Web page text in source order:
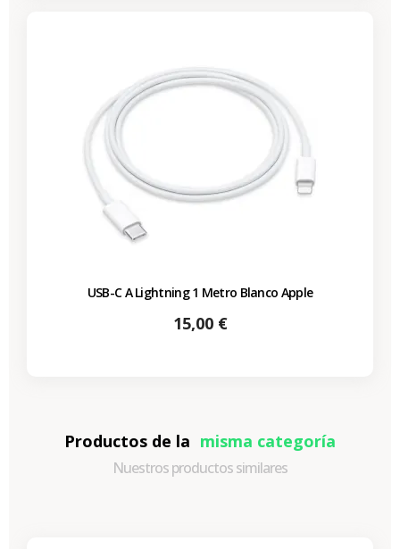
USB-C A Lightning 1 Metro Blanco Apple
Precio
15,00 €
Productos de la misma categoría
Nuestros productos similares